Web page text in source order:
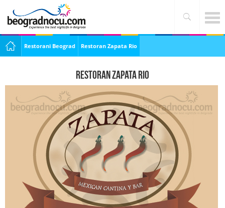
Restorani Beograd Restoran Zapata Rio
Restoran Zapata Rio